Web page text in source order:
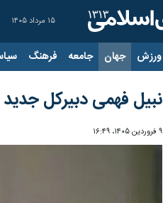
۱۵ مرداد ۱۴۰۵
ورزش جهان جامعه فرهنگ
نبیل فهمی دبیرکل
۹ فروردین ۱۴۰۵، ۱۶:۴۹